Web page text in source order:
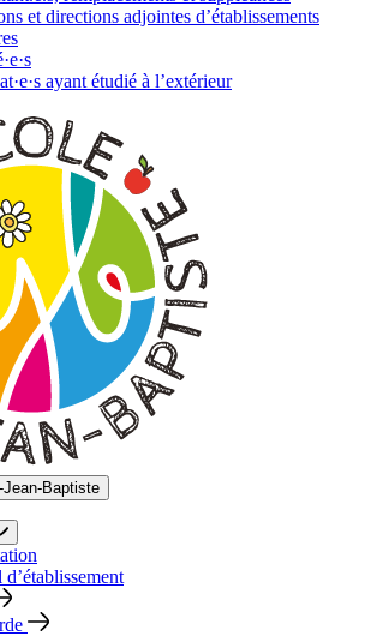
et directions adjointes d’établissements
ayant étudié à l’extérieur
Baptiste